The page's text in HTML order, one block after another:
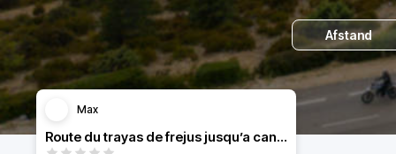
Afstand
Max
Route du trayas de frejus jusqu’a canne